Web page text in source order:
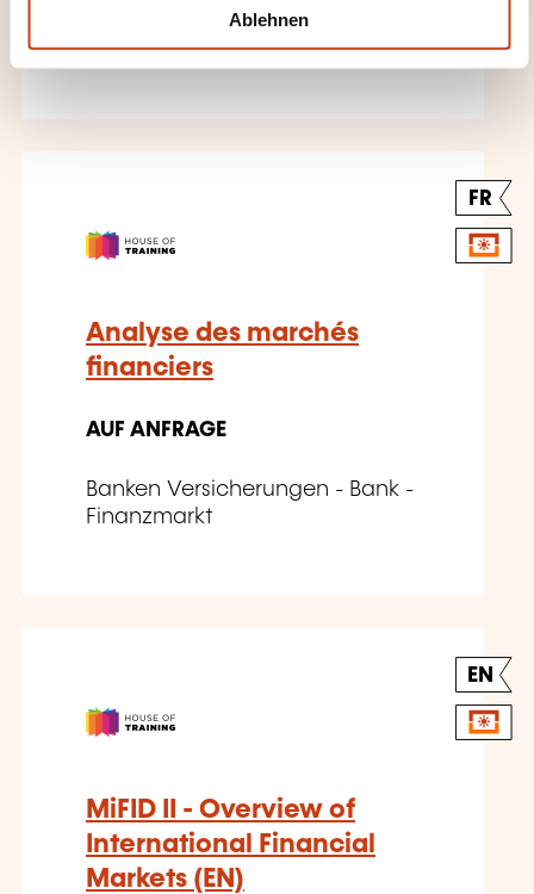
Ablehnen
Risikomanagement Bank
FR
Analyse des marchés
financiers
AUF ANFRAGE
Banken Versicherungen - Bank -
Finanzmarkt
EN
MiFID II - Overview of
International Financial
Markets (EN)